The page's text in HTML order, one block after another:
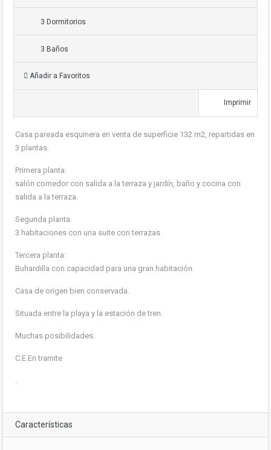
3 Dormitorios
3 Baños
Añadir a Favoritos
Imprimir
Casa pareada esquinera en venta de superficie 132 m2, repartidas en
3 plantas.
Primera planta:
salón comedor con salida a la terraza y jardín, baño y cocina con
salida a la terraza.
Segunda planta:
3 habitaciones con una suite con terrazas
Tercera planta:
Buhardilla con capacidad para una gran habitación.
Casa de origen bien conservada.
Situada entre la playa y la estación de tren.
Muchas posibilidades.
C.E En tramite
.
Características